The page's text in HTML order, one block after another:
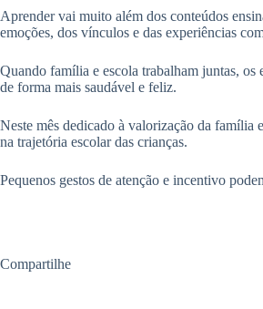
Aprender vai muito além dos conteúdos
emoções, dos vínculos e das experiências
Quando família e escola trabalham juntas, os
de forma mais saudável e feliz.
Neste mês dedicado à valorização da família
na trajetória escolar das crianças.
Pequenos gestos de atenção e incentivo
Compartilhe